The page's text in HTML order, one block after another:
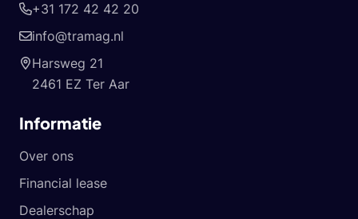
+31 172 42 42 20
info@tramag.nl
Harsweg 21
2461 EZ Ter Aar
Informatie
Over ons
Financial lease
Dealerschap